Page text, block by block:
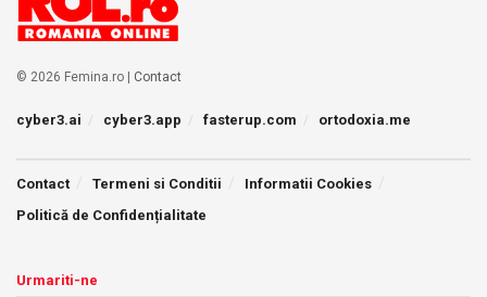
© 2026 Femina.ro | Contact
cyber3.ai cyber3.app fasterup.com ortodoxia.me
Contact Termeni si Conditii
Informatii Cookies
Politică de Confidențialitate
Urmariti-ne